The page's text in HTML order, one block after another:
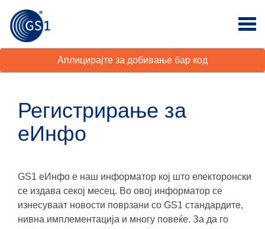
Аплицирајте за добивање бар код
Регистрирање за
еИнфо
GS1 еИнфо е наш информатор кој што електоронски
се издава секој месец. Во овој информатор се
изнесуваат новости поврзани со GS1 стандардите,
нивна имплементација и многу повеќе. За да го